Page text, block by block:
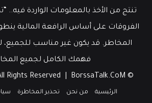
تنتج من الأخذ بالمعلومات الواردة فيه..
الفروقات على أساس الرافعة المالية
المخاطر. قد يكون غير مناسب للجميع،
فهمك الكامل لجميع
© Copyright 2026, All Rights Reserved |
BorssaTalk.CoM
الرئيسية من نحن تحذير المخاطرة